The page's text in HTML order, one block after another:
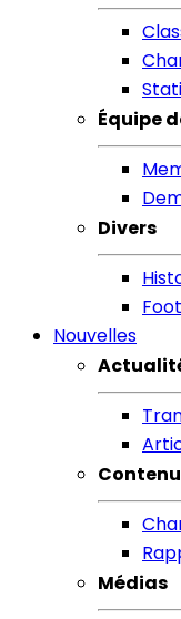
Équipe
Divers
Nouvelles
Médias